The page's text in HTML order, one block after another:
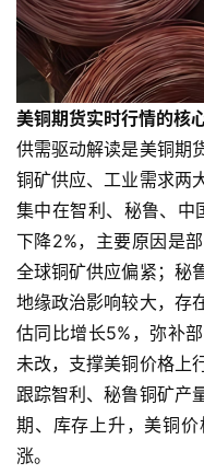
美铜期货实时行情的核
供需驱动解读是美铜期
铜矿供应、工业需求两
集中在智利、秘鲁、
下降2%，主要原因是
全球铜矿供应偏紧；秘
地缘政治影响较大，存
估同比增长5%，弥补
未改，支撑美铜价格上
跟踪智利、秘鲁铜矿产
期、库存上升，美铜
涨。